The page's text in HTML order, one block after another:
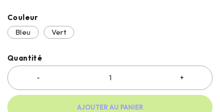
Couleur
Bleu
Vert
Quantité
AJOUTER AU PANIER